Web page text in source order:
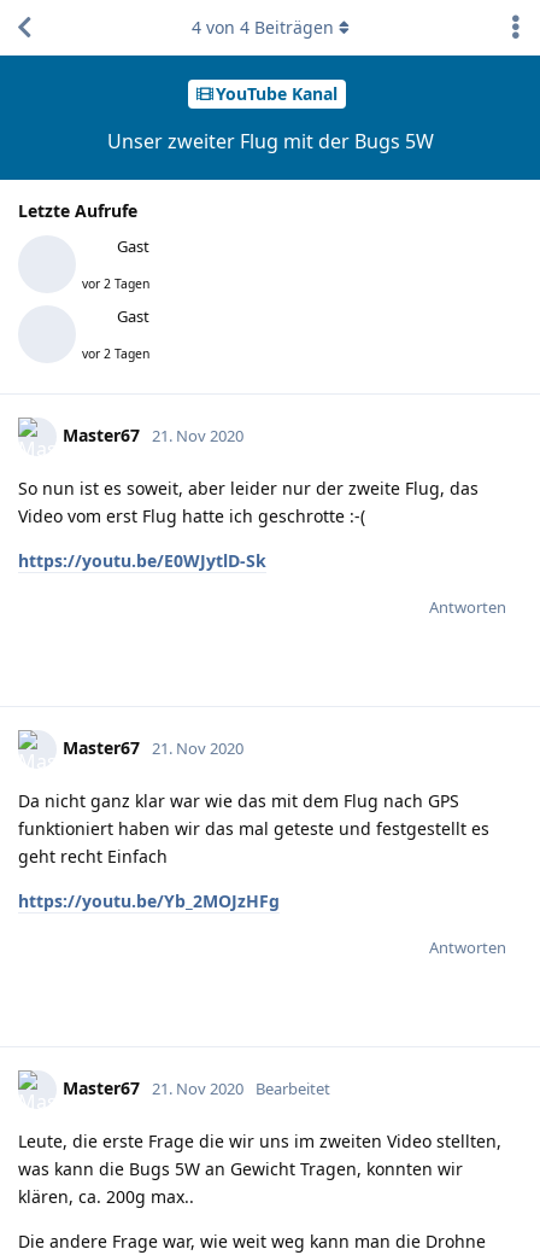
YouTube Kanal
Unser zweiter Flug mit der Bugs 5W
Letzte Aufrufe
Gast
vor 2 Tagen
Gast
vor 2 Tagen
4von 4Beiträgen
Master67 21. Nov 2020
So nun ist es soweit, aber leider nur der zweite Flug, das
Video vom erst Flug hatte ich geschrotte :-(
https://youtu.be/E0WJytlD-Sk
Antworten
Master67 21. Nov 2020
Da nicht ganz klar war wie das mit dem Flug nach GPS
funktioniert haben wir das mal geteste und festgestellt es
geht recht Einfach
https://youtu.be/Yb_2MOJzHFg
Antworten
Master67 21. Nov 2020 Bearbeitet
Leute, die erste Frage die wir uns im zweiten Video stellten,
was kann die Bugs 5W an Gewicht Tragen, konnten wir
klären, ca. 200g max..
Die andere Frage war, wie weit weg kann man die Drohne